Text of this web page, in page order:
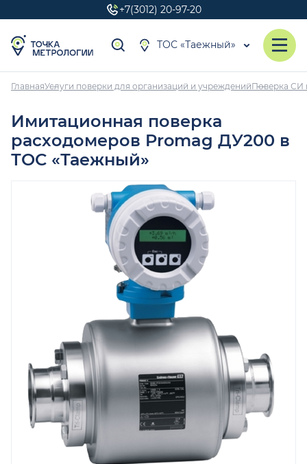
+7(3012) 20-97-20
ТОС «Таежный»
ГлавнаяУслуги поверки для организаций и учрежденийПоверка СИ
Имитационная поверка
расходомеров Promag ДУ200 в
ТОС «Таежный»